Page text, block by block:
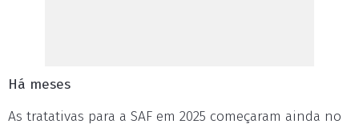
Há meses
As tratativas para a SAF em 2025 começaram ainda no